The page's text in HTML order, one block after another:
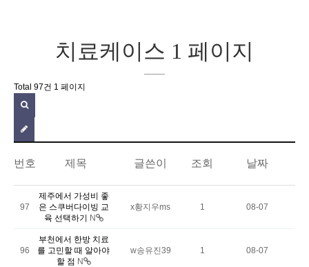
치료케이스 1 페이지
Total 97건 1 페이지
번호 제목 글쓴이 조회 날짜
97
제주에서 가성비 좋
은 스쿠버다이빙 교
육 선택하기
N
x황지우ms 1 08-07
96
부천에서 한방 치료
를 고민할 때 알아야
할 점 N
w송유진39 1 08-07